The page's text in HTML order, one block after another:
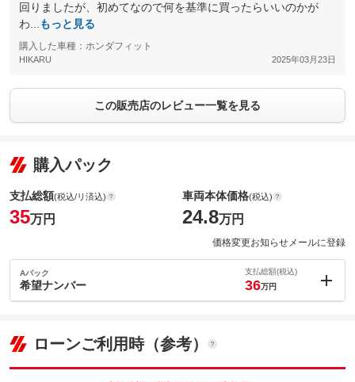
回りましたが、初めてなので何を基準に買ったらいいのかが
わ...
もっと見る
購入した車種：ホンダフィット
HIKARU 2025年03月23日
この販売店のレビュー一覧を見る
購入パック
支払総額(税込/リ済込)
35万円
車両本体価格(税込)
24.8万円
価格変更お知らせメールに登録
Aパック
希望ナンバー
支払総額(税込)
36万円
車両本体価
24.8
ローンご利用時（参考）